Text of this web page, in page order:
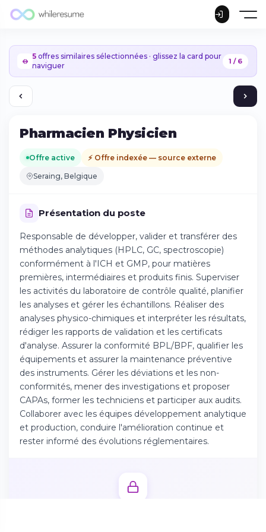
5 offres similaires sélectionnées · glissez la card pour
naviguer
1 / 6
Pharmacien Physicien
Offre active ⚡ Offre indexée — source externe
Seraing, Belgique
Présentation du poste
Responsable de développer, valider et transférer des
méthodes analytiques (HPLC, GC, spectroscopie)
conformément à l'ICH et GMP, pour matières
premières, intermédiaires et produits finis. Superviser
les activités du laboratoire de contrôle qualité, planifier
les analyses et gérer les échantillons. Réaliser des
analyses physico-chimiques et interpréter les résultats,
rédiger les rapports de validation et les certificats
d'analyse. Assurer la conformité BPL/BPF, qualifier les
équipements et assurer la maintenance préventive
des instruments. Gérer les déviations et les non-
conformités, mener des investigations et proposer
CAPAs, former les techniciens et participer aux audits.
Collaborer avec les équipes développement analytique
et production, conduire l'amélioration continue et
rester informé des évolutions réglementaires.
Continuer sur iPhone
Téléchargez l'app sur l'App Store
Continuer sur Android
Téléchargez l'app sur Google Play
Se connecter sur le web
Accédez à votre compte depuis votre
navigateur